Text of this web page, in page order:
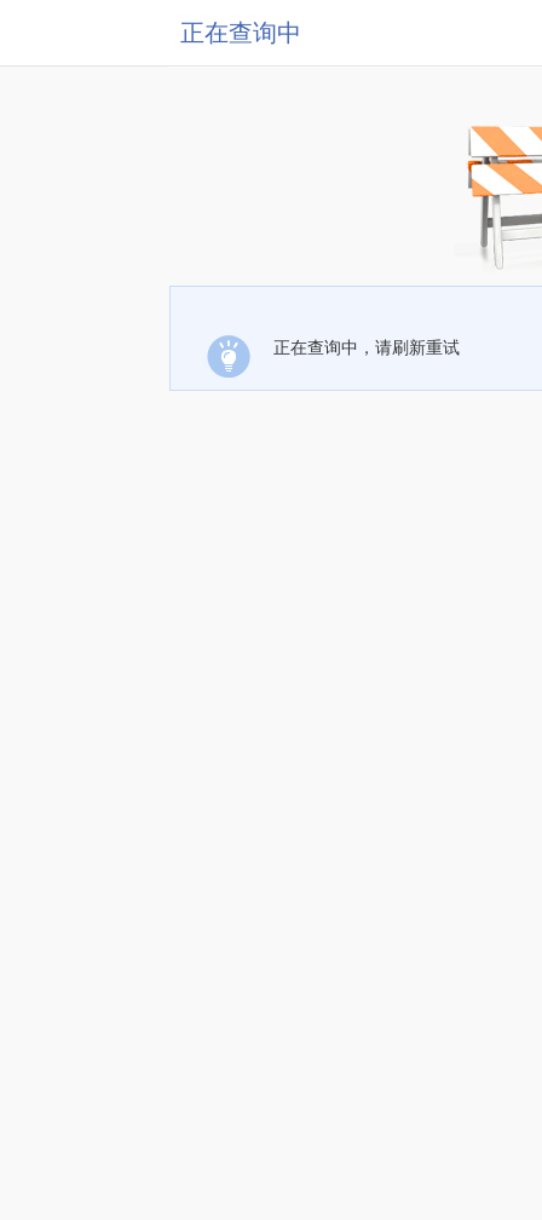
正在查询中
正在查询中，请刷新重试